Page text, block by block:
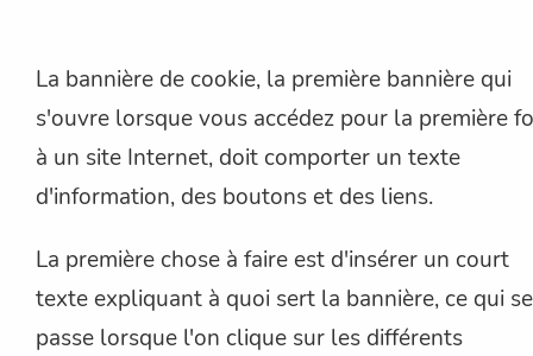
La bannière de cookie, la première bannière qui
s'ouvre lorsque vous accédez pour la première
à un site Internet, doit comporter un texte
d'information, des boutons et des liens.
La première chose à faire est d'insérer un court
texte expliquant à quoi sert la bannière, ce qui se
passe lorsque l'on clique sur les différents